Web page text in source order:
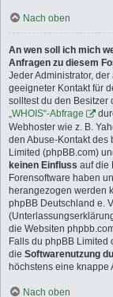
Nach oben
An wen soll ich mich
Anfragen zu diesem
Jeder Administrator, der
geeigneter Kontakt für
solltest du den Besitzer
„WHOIS“-Abfrage
Webhoster wie z. B.
den Abuse-Kontakt des
Limited (phpBB.com)
keinen Einfluss auf die
Forensoftware haben
herangezogen werden
phpBB Deutschland e.
die Websiten
Falls du phpBB Limited
die Softwarenutzung
höchstens eine knappe
Nach oben